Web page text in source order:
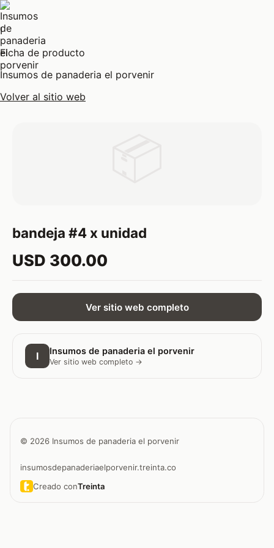
I
Ficha de producto
Insumos de panaderia el porvenir
Volver al sitio web
bandeja #4 x unidad
USD 300.00
Ver sitio web completo
I Insumos de panaderia el porvenir
Ver sitio web completo →
© 2026 Insumos de panaderia el porvenir
insumosdepanaderiaelporvenir.treinta.co
Creado conTreinta